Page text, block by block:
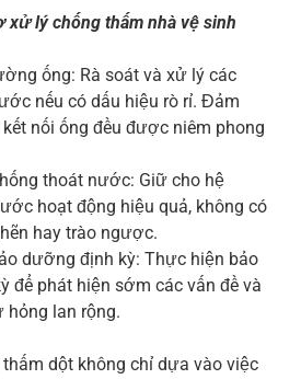
xử lý chống thấm nhà vệ sinh
ống: Rà soát và xử lý các
nếu có dấu hiệu rò rỉ. Đảm
nối ống đều được niêm phong
thoát nước: Giữ cho hệ
hoạt động hiệu quả, không có
hay trào ngược.
dưỡng định kỳ: Thực hiện bảo
để phát hiện sớm các vấn đề và
hỏng lan rộng.
dột không chỉ dựa vào việc